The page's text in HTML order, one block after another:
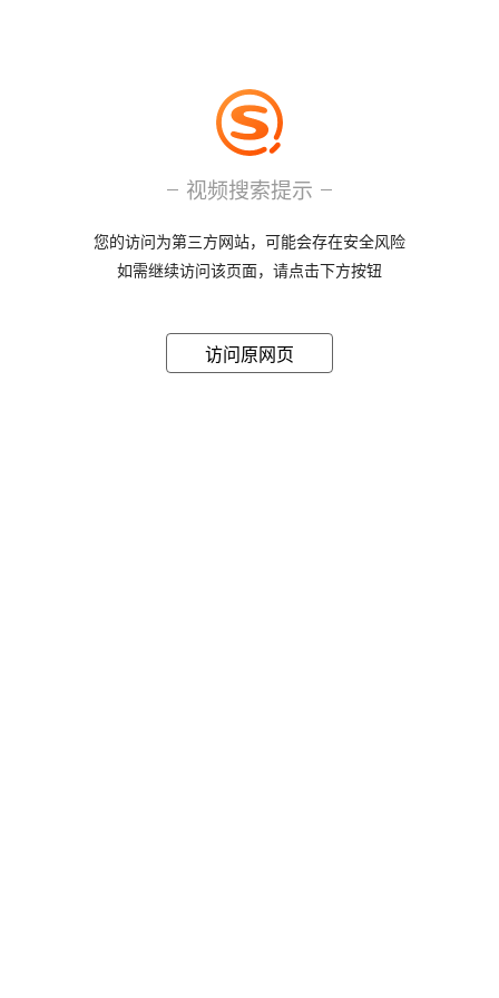
视频搜索提示
您的访问为第三方网站，可能会存在安全风险
如需继续访问该页面，请点击下方按钮
访问原网页